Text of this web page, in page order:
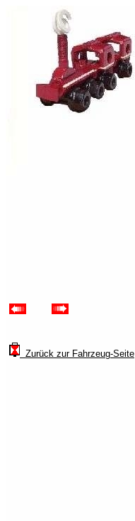
Zurück zur Fahrzeug-Seite